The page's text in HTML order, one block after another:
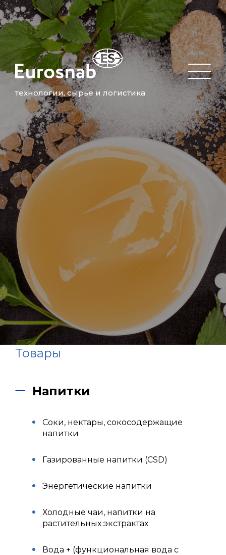
технологии, сырье и логистика
Товары
Напитки
Соки, нектары, сокосодержащие
напитки
Газированные напитки (CSD)
Энергетические напитки
Холодные чаи, напитки на
растительных экстрактах
Вода + (функциональная вода с